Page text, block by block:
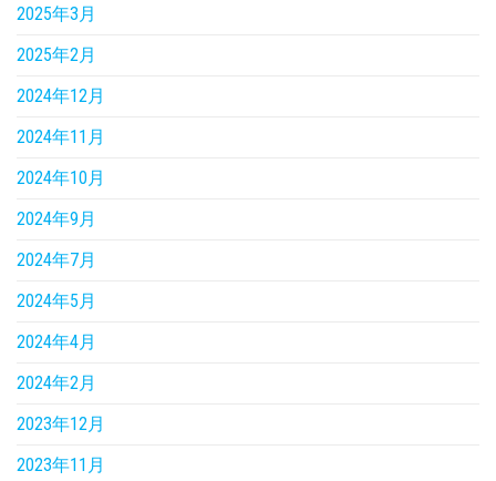
2025年3月
2025年2月
2024年12月
2024年11月
2024年10月
2024年9月
2024年7月
2024年5月
2024年4月
2024年2月
2023年12月
2023年11月